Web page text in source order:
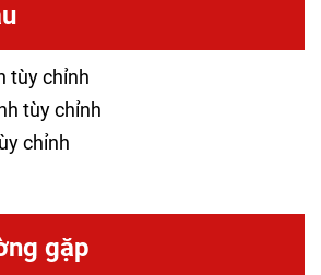
tùy chỉnh
tùy chỉnh
chỉnh
gặp